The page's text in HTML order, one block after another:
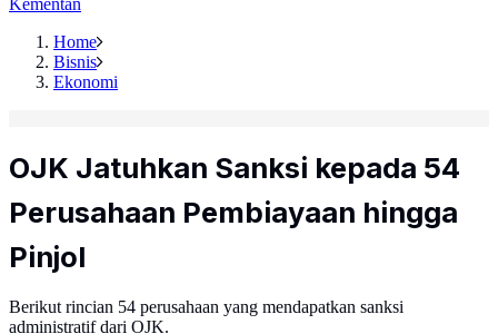
Kementan
Home
Bisnis
Ekonomi
OJK Jatuhkan Sanksi kepada 54
Perusahaan Pembiayaan hingga
Pinjol
Berikut rincian 54 perusahaan yang mendapatkan sanksi
administratif dari OJK.